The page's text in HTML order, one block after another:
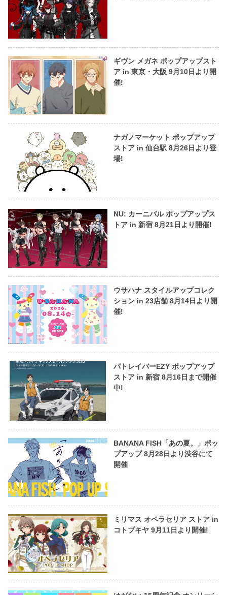
ギヴン メガネ ポップアップスト
ア in 東京・大阪 9月10日より開
催!
ナガノマーケット ポップアップ
ストア in 仙台駅 8月26日より登
場!
NU: カーニバル ポップアップス
トア in 新宿 8月21日より開催!
ウサハナ スタイルアップコレク
ション in 23店舗 8月14日より開
催!
パトレイバーEZY ポップアップ
ストア in 新宿 8月16日まで開催
中!
BANANA FISH「あの夏。」ポッ
プアップ 8月28日より渋谷にて
開催
ミリマス オペラセリア ストア in
コトブキヤ 9月11日より開催!